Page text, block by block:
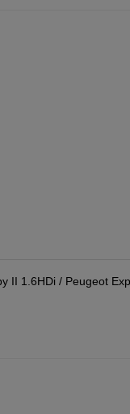
II 1.6HDi / Peugeot